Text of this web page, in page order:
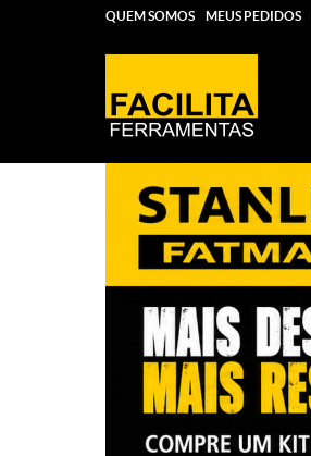
QUEM SOMOS MEUS PEDIDOS